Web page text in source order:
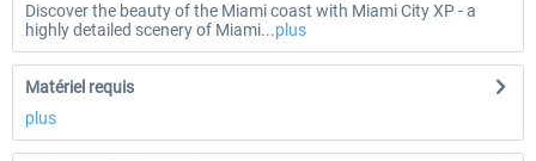
Discover the beauty of the Miami coast with Miami City XP - a
highly detailed scenery of Miami...plus
Matériel requis
plus